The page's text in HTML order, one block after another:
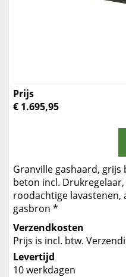
Prijs
€ 1.695,95
Granville gashaard,
beton incl.
roodachtige
gasbron *
Verzendkosten
Prijs is incl. btw.
Levertijd
10 werkdagen